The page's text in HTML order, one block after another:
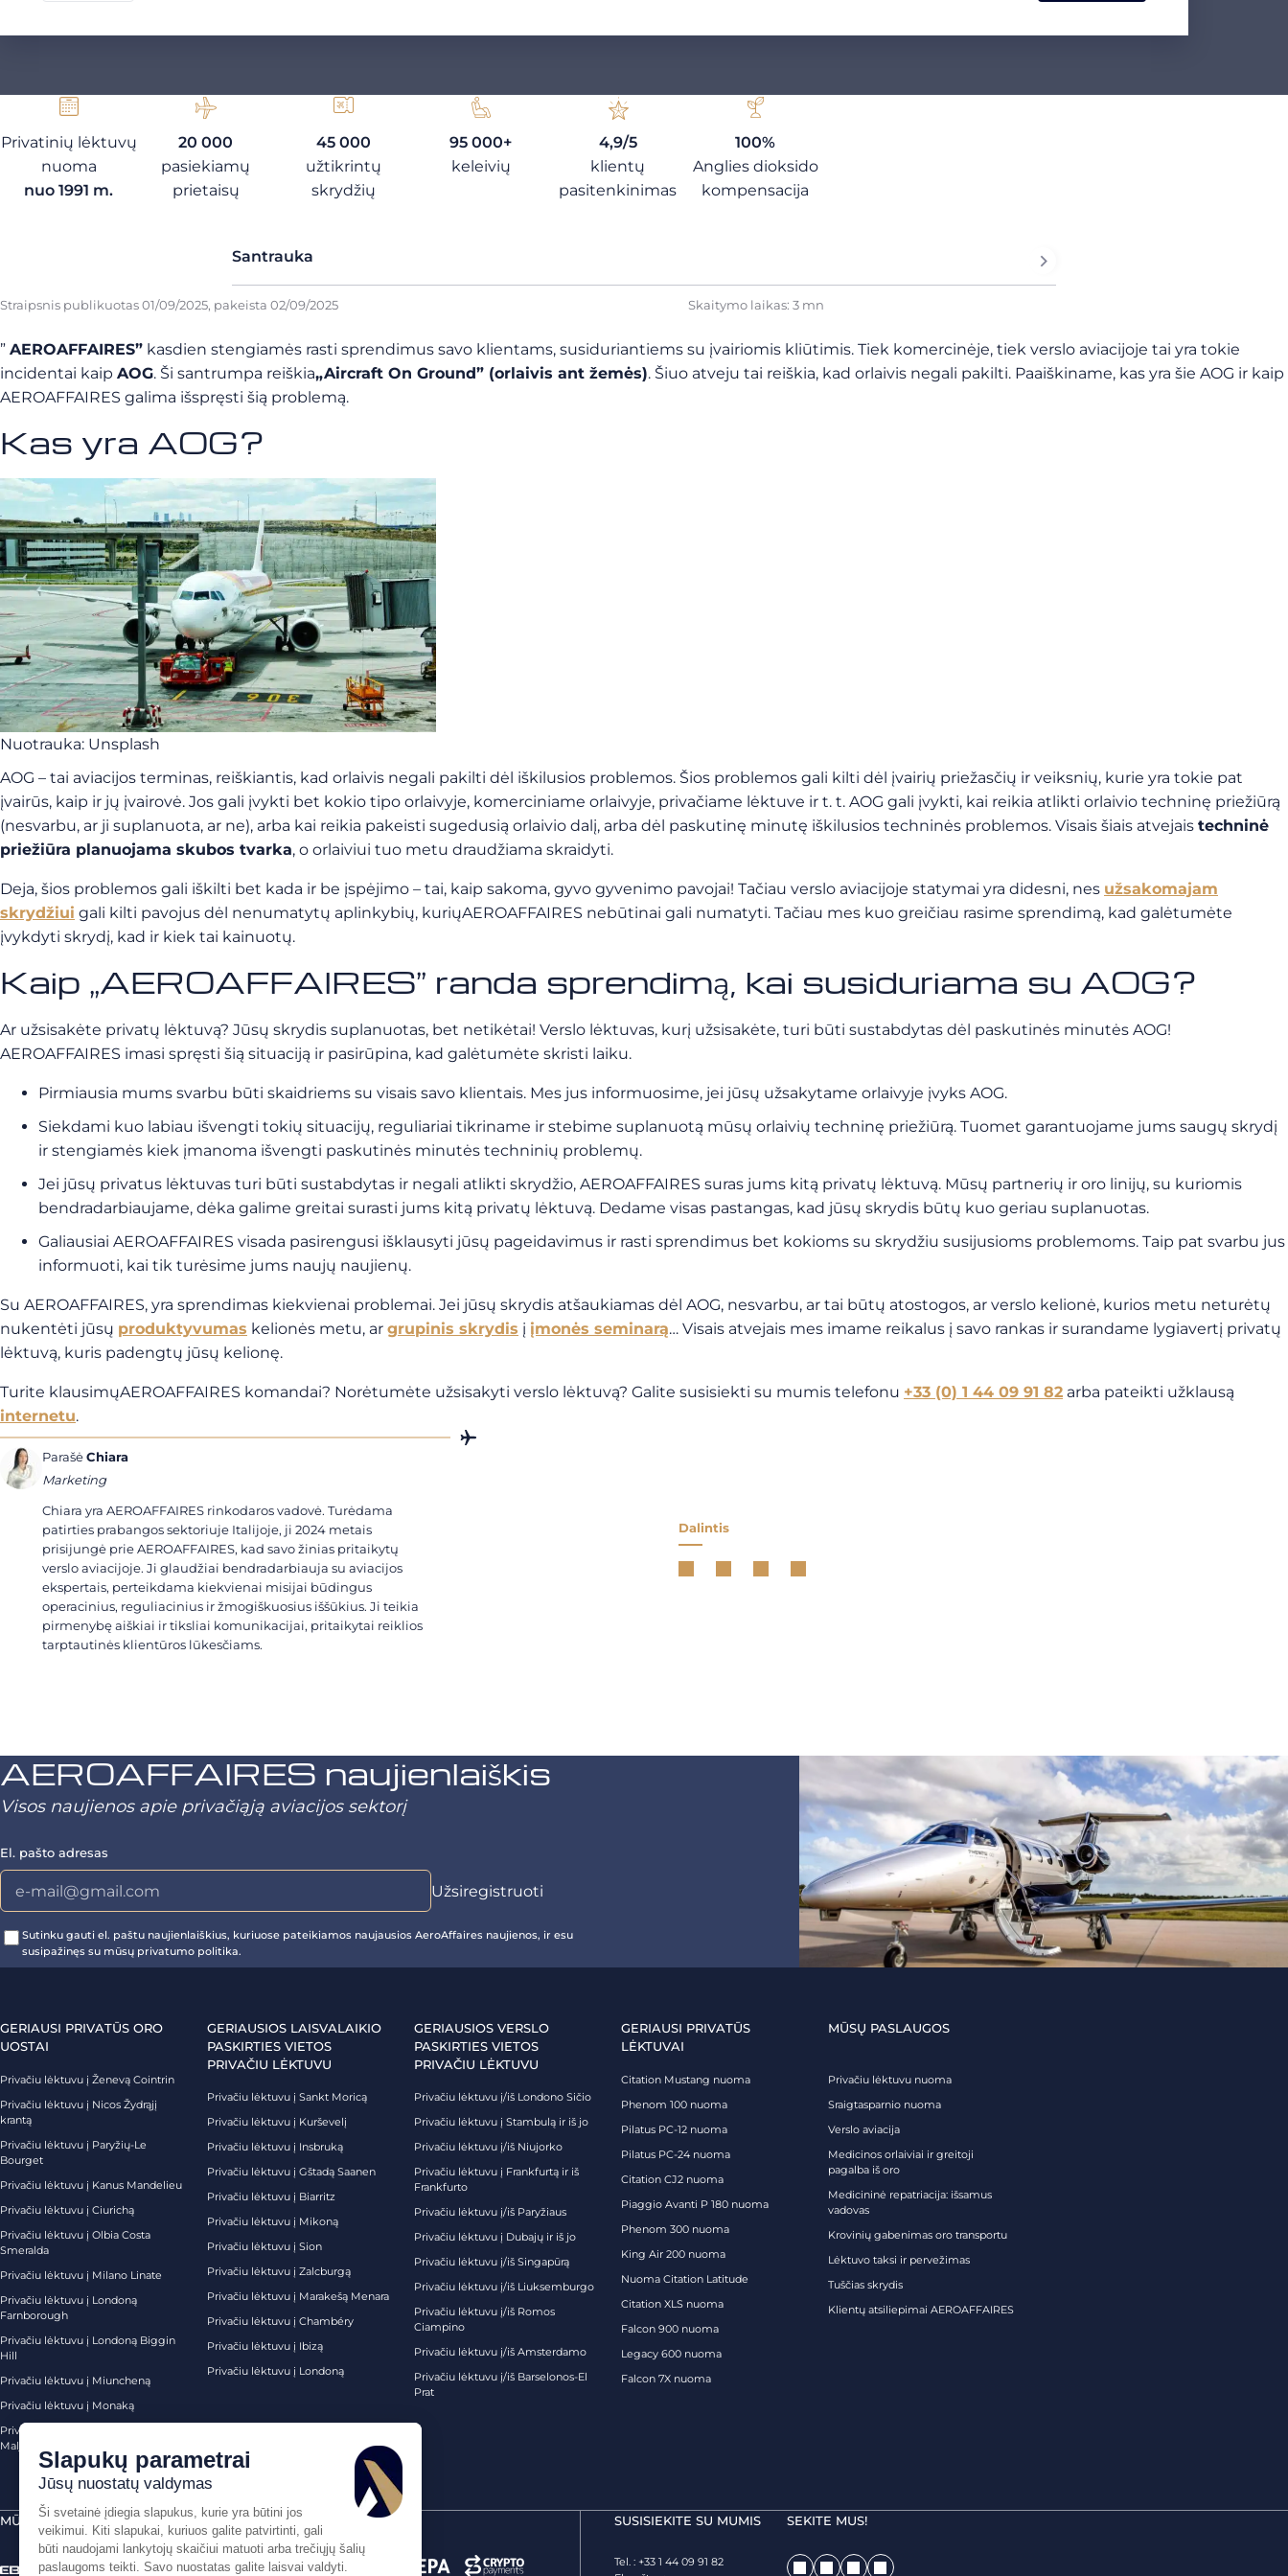
Privatinių lėktuvų
nuoma
nuo 1991 m.
20 000
pasiekiamų
prietaisų
45 000
užtikrintų
skrydžių
95 000+
keleivių
4,9/5
klientų
pasitenkinimas
100%
Anglies dioksido
kompensacija
Santrauka
Straipsnis publikuotas01/09/2025, pakeista 02/09/2025 Skaitymo laikas: 3 mn
” AEROAFFAIRES” kasdien stengiamės rasti sprendimus savo klientams, susiduriantiems su įvairiomis kliūtimis. Tiek komercinėje, tiek verslo aviacijoje tai yra tokie
incidentai kaip AOG. Ši santrumpa reiškia„Aircraft On Ground” (orlaivis ant žemės). Šiuo atveju tai reiškia, kad orlaivis negali pakilti. Paaiškiname, kas yra šie AOG ir kaip
AEROAFFAIRES galima išspręsti šią problemą.
Kas yra AOG?
Nuotrauka: Unsplash
AOG – tai aviacijos terminas, reiškiantis, kad orlaivis negali pakilti dėl iškilusios problemos. Šios problemos gali kilti dėl įvairių priežasčių ir veiksnių, kurie yra tokie pat
įvairūs, kaip ir jų įvairovė. Jos gali įvykti bet kokio tipo orlaivyje, komerciniame orlaivyje, privačiame lėktuve ir t. t. AOG gali įvykti, kai reikia atlikti orlaivio techninę priežiūrą
(nesvarbu, ar ji suplanuota, ar ne), arba kai reikia pakeisti sugedusią orlaivio dalį, arba dėl paskutinę minutę iškilusios techninės problemos. Visais šiais atvejais techninė
priežiūra planuojama skubos tvarka, o orlaiviui tuo metu draudžiama skraidyti.
Deja, šios problemos gali iškilti bet kada ir be įspėjimo – tai, kaip sakoma, gyvo gyvenimo pavojai! Tačiau verslo aviacijoje statymai yra didesni, nes užsakomajam
skrydžiui gali kilti pavojus dėl nenumatytų aplinkybių, kuriųAEROAFFAIRES nebūtinai gali numatyti. Tačiau mes kuo greičiau rasime sprendimą, kad galėtumėte
įvykdyti skrydį, kad ir kiek tai kainuotų.
Kaip „AEROAFFAIRES” randa sprendimą, kai susiduriama su AOG?
Ar užsisakėte privatų lėktuvą? Jūsų skrydis suplanuotas, bet netikėtai! Verslo lėktuvas, kurį užsisakėte, turi būti sustabdytas dėl paskutinės minutės AOG!
AEROAFFAIRES imasi spręsti šią situaciją ir pasirūpina, kad galėtumėte skristi laiku.
Pirmiausia mums svarbu būti skaidriems su visais savo klientais. Mes jus informuosime, jei jūsų užsakytame orlaivyje įvyks AOG.
Siekdami kuo labiau išvengti tokių situacijų, reguliariai tikriname ir stebime suplanuotą mūsų orlaivių techninę priežiūrą. Tuomet garantuojame jums saugų skrydį
ir stengiamės kiek įmanoma išvengti paskutinės minutės techninių problemų.
Jei jūsų privatus lėktuvas turi būti sustabdytas ir negali atlikti skrydžio, AEROAFFAIRES suras jums kitą privatų lėktuvą. Mūsų partnerių ir oro linijų, su kuriomis
bendradarbiaujame, dėka galime greitai surasti jums kitą privatų lėktuvą. Dedame visas pastangas, kad jūsų skrydis būtų kuo geriau suplanuotas.
Galiausiai AEROAFFAIRES visada pasirengusi išklausyti jūsų pageidavimus ir rasti sprendimus bet kokioms su skrydžiu susijusioms problemoms. Taip pat svarbu jus
informuoti, kai tik turėsime jums naujų naujienų.
Su AEROAFFAIRES, yra sprendimas kiekvienai problemai. Jei jūsų skrydis atšaukiamas dėl AOG, nesvarbu, ar tai būtų atostogos, ar verslo kelionė, kurios metu neturėtų
nukentėti jūsų produktyvumas kelionės metu, ar grupinis skrydis į įmonės seminarą… Visais atvejais mes imame reikalus į savo rankas ir surandame lygiavertį privatų
lėktuvą, kuris padengtų jūsų kelionę.
Turite klausimųAEROAFFAIRES komandai? Norėtumėte užsisakyti verslo lėktuvą? Galite susisiekti su mumis telefonu +33 (0) 1 44 09 91 82 arba pateikti užklausą
internetu.
ParašėChiara
Marketing
Chiara yra AEROAFFAIRES rinkodaros vadovė. Turėdama
patirties prabangos sektoriuje Italijoje, ji 2024 metais
prisijungė prie AEROAFFAIRES, kad savo žinias pritaikytų
verslo aviacijoje. Ji glaudžiai bendradarbiauja su aviacijos
ekspertais, perteikdama kiekvienai misijai būdingus
operacinius, reguliacinius ir žmogiškuosius iššūkius. Ji teikia
pirmenybę aiškiai ir tiksliai komunikacijai, pritaikytai reiklios
tarptautinės klientūros lūkesčiams.
Dalintis
AEROAFFAIRES naujienlaiškis
Visos naujienos apie privačiąją aviacijos sektorį
El. pašto adresas
Sutinku gauti el. paštu naujienlaiškius, kuriuose pateikiamos naujausios AeroAffaires naujienos, ir esu
susipažinęs su mūsų privatumo politika.
GERIAUSI PRIVATŪS ORO
UOSTAI
Privačiu lėktuvu į Ženevą Cointrin
Privačiu lėktuvu į Nicos Žydrąjį
krantą
Privačiu lėktuvu į Paryžių-Le
Bourget
Privačiu lėktuvu į Kanus Mandelieu
Privačiu lėktuvu į Ciurichą
Privačiu lėktuvu į Olbia Costa
Smeralda
Privačiu lėktuvu į Milano Linate
Privačiu lėktuvu į Londoną
Farnborough
Privačiu lėktuvu į Londoną Biggin
Hill
Privačiu lėktuvu į Miuncheną
Privačiu lėktuvu į Monaką
Privačiu lėktuvu į Palma de
Maljorką
GERIAUSIOS LAISVALAIKIO
PASKIRTIES VIETOS
PRIVAČIU LĖKTUVU
Privačiu lėktuvu į Sankt Moricą
Privačiu lėktuvu į Kurševelį
Privačiu lėktuvu į Insbruką
Privačiu lėktuvu į Gštadą Saanen
Privačiu lėktuvu į Biarritz
Privačiu lėktuvu į Mikoną
Privačiu lėktuvu į Sion
Privačiu lėktuvu į Zalcburgą
Privačiu lėktuvu į Marakešą Menara
Privačiu lėktuvu į Chambéry
Privačiu lėktuvu į Ibizą
Privačiu lėktuvu į Londoną
GERIAUSIOS VERSLO
PASKIRTIES VIETOS
PRIVAČIU LĖKTUVU
Privačiu lėktuvu į/iš Londono Sičio
Privačiu lėktuvu į Stambulą ir iš jo
Privačiu lėktuvu į/iš Niujorko
Privačiu lėktuvu į Frankfurtą ir iš
Frankfurto
Privačiu lėktuvu į/iš Paryžiaus
Privačiu lėktuvu į Dubajų ir iš jo
Privačiu lėktuvu į/iš Singapūrą
Privačiu lėktuvu į/iš Liuksemburgo
Privačiu lėktuvu į/iš Romos
Ciampino
Privačiu lėktuvu į/iš Amsterdamo
Privačiu lėktuvu į/iš Barselonos-El
Prat
GERIAUSI PRIVATŪS
LĖKTUVAI
Citation Mustang nuoma
Phenom 100 nuoma
Pilatus PC-12 nuoma
Pilatus PC-24 nuoma
Citation CJ2 nuoma
Piaggio Avanti P 180 nuoma
Phenom 300 nuoma
King Air 200 nuoma
Nuoma Citation Latitude
Citation XLS nuoma
Falcon 900 nuoma
Legacy 600 nuoma
Falcon 7X nuoma
MŪSŲ PASLAUGOS
Privačiu lėktuvu nuoma
Sraigtasparnio nuoma
Verslo aviacija
Medicinos orlaiviai ir greitoji
pagalba iš oro
Medicininė repatriacija: išsamus
vadovas
Krovinių gabenimas oro transportu
Lėktuvo taksi ir pervežimas
Tuščias skrydis
Klientų atsiliepimai AEROAFFAIRES
MŪSŲ SERTIFIKATAI SAUGŪS MOKĖJIMAI PER SUSISIEKITE SU MUMIS
Tel. : +33 1 44 09 91 82
SEKITE MUS!